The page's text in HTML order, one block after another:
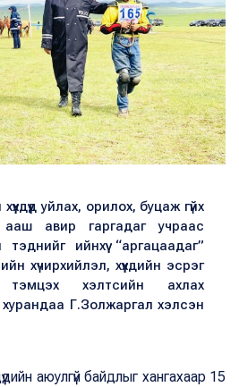
уйлах, орилох, буцаж гүйх
авир гаргадаг учраас
ийнхүү “аргацаадаг”
хүчирхийлэл, хүүхдийн эсрэг
хэлтсийн ахлах
Г.Золжаргал хэлсэн
аюулгүй байдлыг хангахаар 15